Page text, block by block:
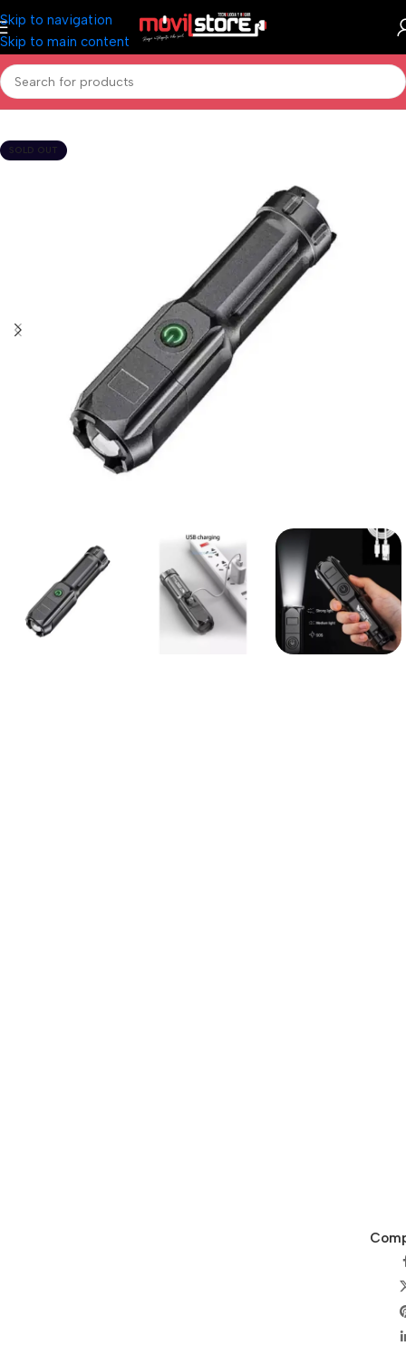
Skip to navigation
Skip to main content
Inicio/Hogar/Pequeños Electrodomésticos
SOLD OUT